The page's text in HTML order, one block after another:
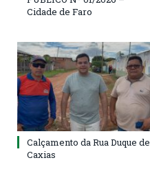
Cidade de Faro
Calçamento da Rua Duque de
Caxias